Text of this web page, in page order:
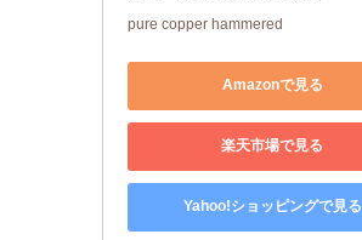
pure copper hammered
Amazonで見る
楽天市場で見る
Yahoo!ショッピングで見る